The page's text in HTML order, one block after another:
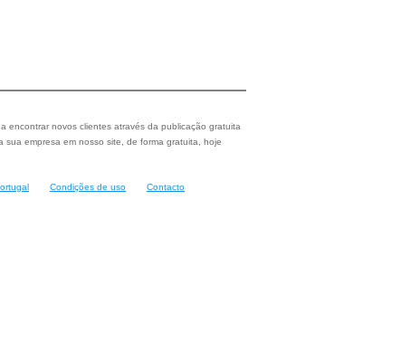
encontrar novos clientes através da publicação gratuita
empresa em nosso site, de forma gratuita, hoje
Condições de uso Contacto